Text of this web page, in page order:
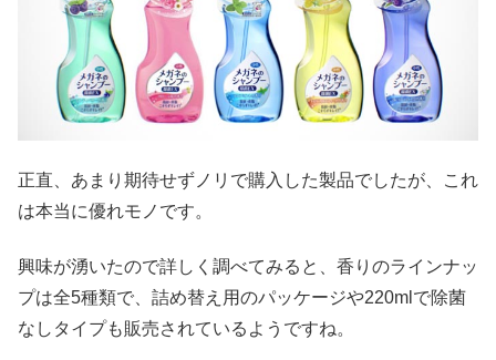
正直、あまり期待せずノリで購入した製品でしたが、これ
は本当に優れモノです。
興味が湧いたので詳しく調べてみると、香りのラインナッ
プは全5種類で、詰め替え用のパッケージや220mlで除菌
なしタイプも販売されているようですね。